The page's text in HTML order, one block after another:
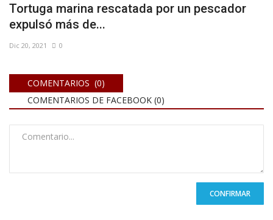
Tortuga marina rescatada por un pescador
expulsó más de...
Dic 20, 2021 0
COMENTARIOS (0)
COMENTARIOS DE FACEBOOK (0)
CONFIRMAR